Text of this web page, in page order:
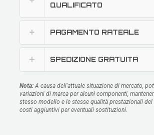
QUALIFICATO
PAGAMENTO RATEALE
SPEDIZIONE GRATUITA
Nota: A causa dell'attuale situazione di mercato,
variazioni di marca per alcuni componenti,
stesso modello e le stesse qualità prestazionali del
costi aggiuntivi per eventuali sostituzioni.